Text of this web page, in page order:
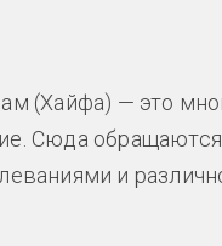
(Хайфа) — это
Сюда
и